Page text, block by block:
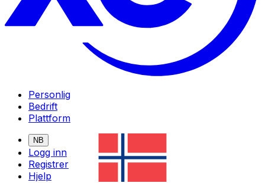
Personlig
Bedrift
Plattform
NB
Logg inn
Registrer
Hjelp